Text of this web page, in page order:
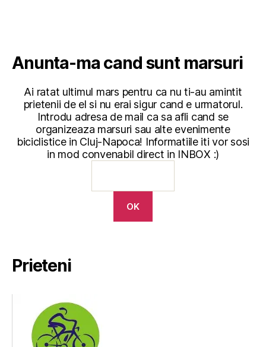
Anunta-ma cand sunt marsuri
Ai ratat ultimul mars pentru ca nu ti-au amintit
prietenii de el si nu erai sigur cand e urmatorul.
Introdu adresa de mail ca sa afli cand se
organizeaza marsuri sau alte evenimente
biciclistice in Cluj-Napoca! Informatiile iti vor sosi
in mod convenabil direct in INBOX :)
Prieteni